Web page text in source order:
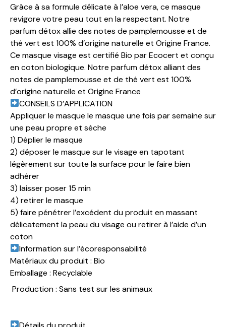
Grâce à sa formule délicate à l’aloe vera, ce masque
revigore votre peau tout en la respectant. Notre
parfum détox allie des notes de pamplemousse et de
thé vert est 100% d’origine naturelle et Origine France.
Ce masque visage est certifié Bio par Ecocert et conçu
en coton biologique. Notre parfum détox alliant des
notes de pamplemousse et de thé vert est 100%
d’origine naturelle et Origine France
CONSEILS D’APPLICATION
Appliquer le masque le masque une fois par semaine sur
une peau propre et sèche
1) Déplier le masque
2) déposer le masque sur le visage en tapotant
légèrement sur toute la surface pour le faire bien
adhérer
3) laisser poser 15 min
4) retirer le masque
5) faire pénétrer l’excédent du produit en massant
délicatement la peau du visage ou retirer à l’aide d’un
coton
Information sur l’écoresponsabilité
Matériaux du produit : Bio
Emballage : Recyclable
Production : Sans test sur les animaux